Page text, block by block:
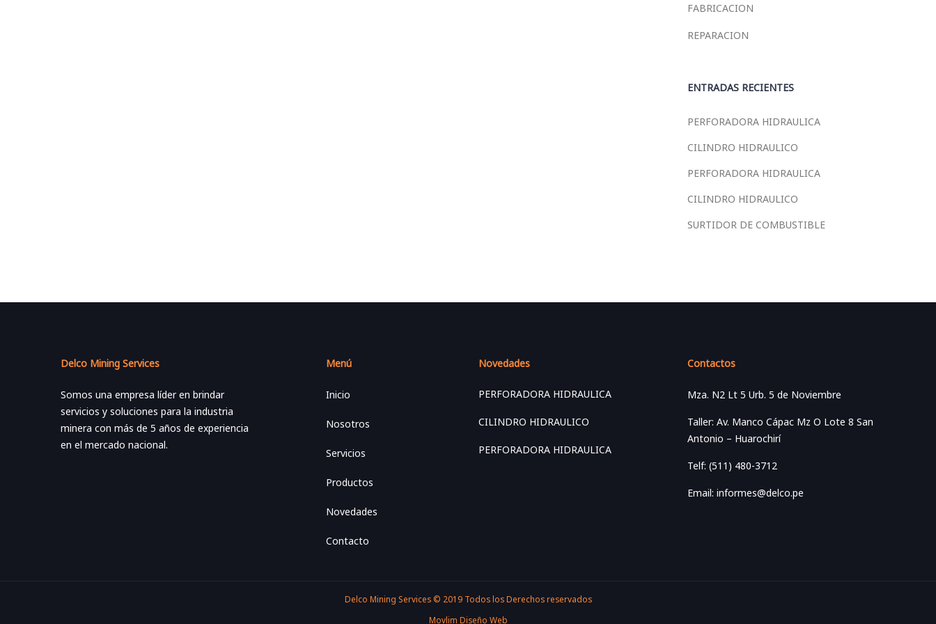
FABRICACION
REPARACION
ENTRADAS RECIENTES
PERFORADORA HIDRAULICA
CILINDRO HIDRAULICO
PERFORADORA HIDRAULICA
CILINDRO HIDRAULICO
SURTIDOR DE COMBUSTIBLE
Delco Mining Services
Somos una empresa líder en brindar
servicios y soluciones para la industria
minera con más de 5 años de experiencia
en el mercado nacional.
Menú
Inicio
Nosotros
Servicios
Productos
Novedades
Contacto
Novedades
PERFORADORA HIDRAULICA
CILINDRO HIDRAULICO
PERFORADORA HIDRAULICA
Contactos
Mza. N2 Lt 5 Urb. 5 de Noviembre
Taller: Av. Manco Cápac Mz O Lote 8 San
Antonio – Huarochirí
Telf: (511) 480-3712
Email: informes@delco.pe
Delco Mining Services © 2019 Todos los Derechos reservados
Movlim Diseño Web